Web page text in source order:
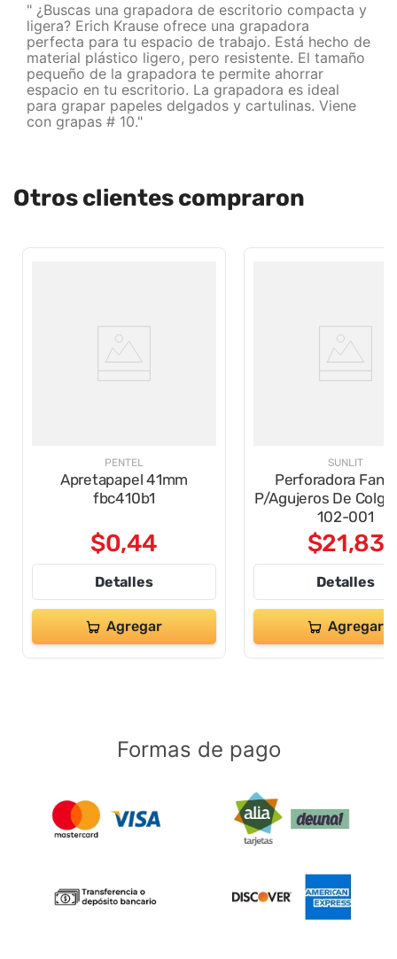
" ¿Buscas una grapadora de escritorio compacta y
ligera? Erich Krause ofrece una grapadora
perfecta para tu espacio de trabajo. Está hecho de
material plástico ligero, pero resistente. El tamaño
pequeño de la grapadora te permite ahorrar
espacio en tu escritorio. La grapadora es ideal
para grapar papeles delgados y cartulinas. Viene
con grapas # 10."
Otros clientes compraron
PENTEL
Apretapapel 41mm
fbc410b1
$0,44
Detalles
Agregar
SUNLIT
Perforadora
P/Agujeros De
102-001
$21,83
Detalles
Agregar
Formas de pago